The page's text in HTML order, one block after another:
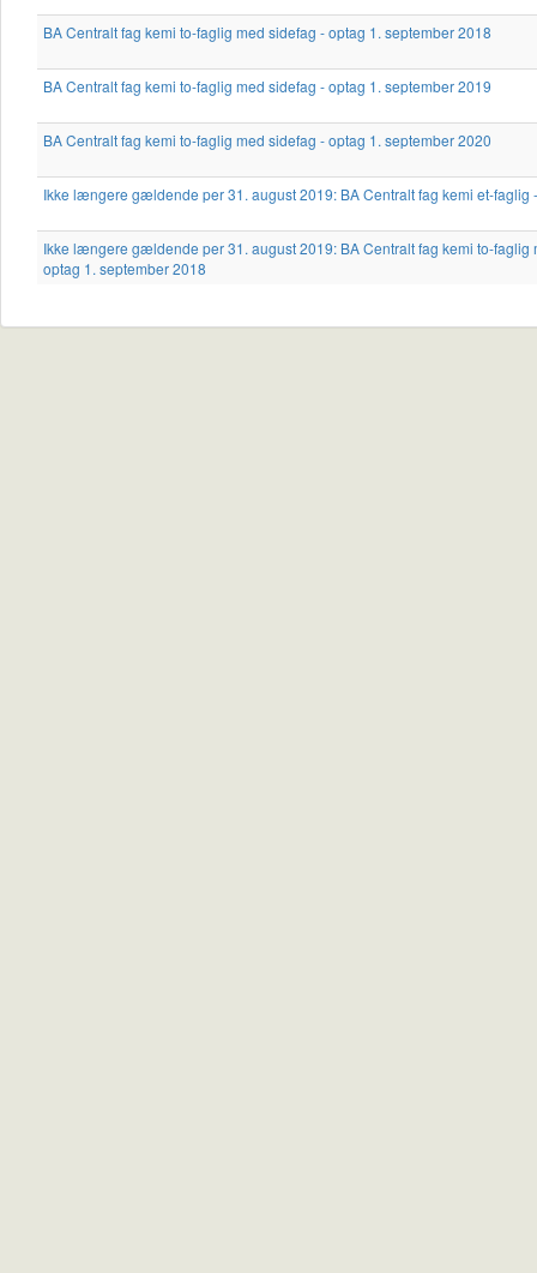
BA Centralt fag kemi to-faglig med sidefag - optag 1. september 2018
BA Centralt fag kemi to-faglig med sidefag - optag 1. september 2019
BA Centralt fag kemi to-faglig med sidefag - optag 1. september 2020
Ikke længere gældende per 31. august 2019: BA Centralt fag kemi et-faglig
Ikke længere gældende per 31. august 2019: BA Centralt fag kemi to-faglig
optag 1. september 2018